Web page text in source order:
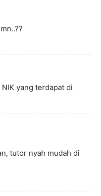
yang terdapat di
tutor nyah mudah di